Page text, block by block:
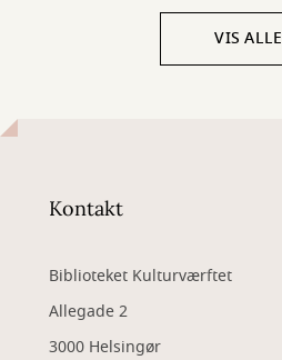
VIS ALLE
Kontakt
Biblioteket Kulturværftet
Allegade 2
3000 Helsingør